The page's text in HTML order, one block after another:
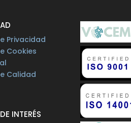
Privacidad
Cookies
Calidad
INTERÉS